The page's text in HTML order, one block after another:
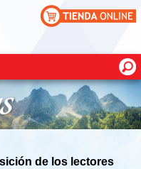
de los lectores